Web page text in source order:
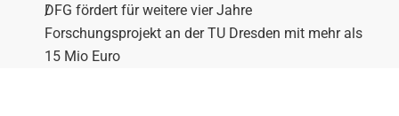
DFG fördert für weitere vier Jahre
Forschungsprojekt an der TU Dresden mit mehr als
15 Mio Euro